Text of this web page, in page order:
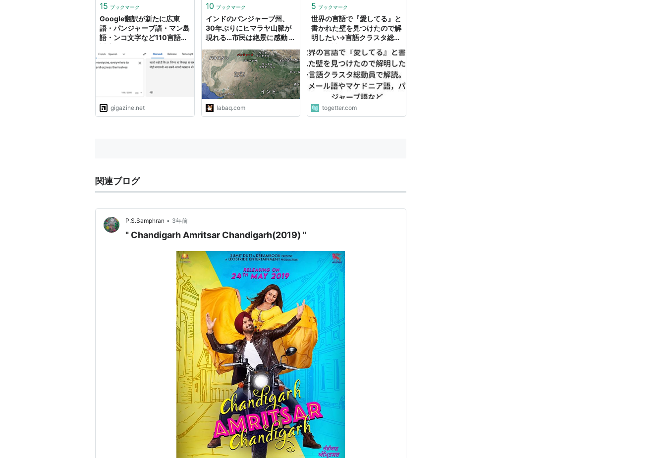
15 ブックマーク
Google翻訳が新たに広東
語・パンジャーブ語・マン島
語・ンコ文字など110言語に
gigazine.net
10 ブックマーク
インドのパンジャーブ州、
30年ぶりにヒマラヤ山脈が
現れる…市民は絶景に感動 :
labaq.com
5 ブックマーク
世界の言語で『愛してる』と
書かれた壁を見つけたので解
明したい→言語クラスタ総動
ケドニア語，パンジャーブ語
など
togetter.com
関連ブログ
P.S.Samphran • 3年前
" Chandigarh Amritsar Chandigarh(2019) "